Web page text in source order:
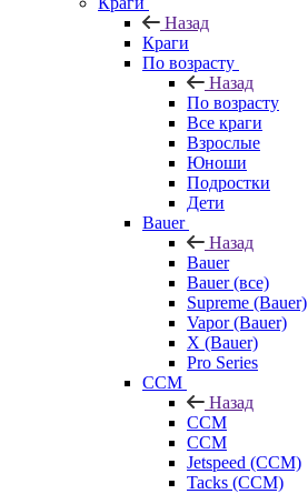
Назад
Краги
По возрасту
Назад
По возрасту
Все краги
Взрослые
Юноши
Подростки
Дети
Bauer
Назад
Bauer
Bauer (все)
Supreme (Bauer)
Vapor (Bauer)
X (Bauer)
Pro Series
CCM
Назад
CCM
CCM
Jetspeed (CCM)
Tacks (CCM)